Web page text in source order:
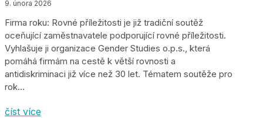
9. února 2026
Firma roku: Rovné příležitosti je již tradiční soutěž
oceňující zaměstnavatele podporující rovné příležitosti.
Vyhlašuje ji organizace Gender Studies o.p.s., která
pomáhá firmám na cestě k větší rovnosti a
antidiskriminaci již více než 30 let. Tématem soutěže pro
rok...
číst více